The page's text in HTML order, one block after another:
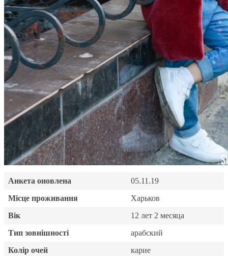
Анкета оновлена
05.11.19
Місце проживання
Харьков
Вік
12 лет 2 месяца
Тип зовнішності
арабский
Колір очей
карие